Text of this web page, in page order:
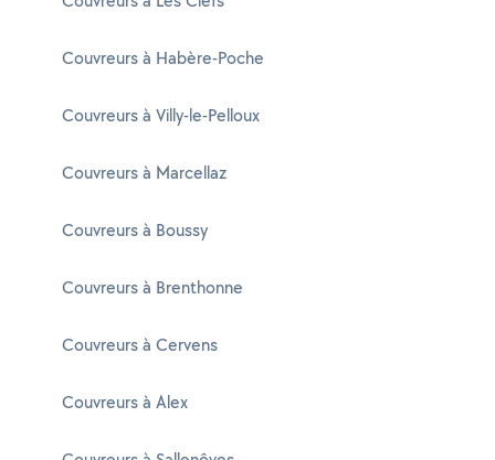
Couvreurs à Habère-Poche
Couvreurs à Villy-le-Pelloux
Couvreurs à Marcellaz
Couvreurs à Boussy
Couvreurs à Brenthonne
Couvreurs à Cervens
Couvreurs à Alex